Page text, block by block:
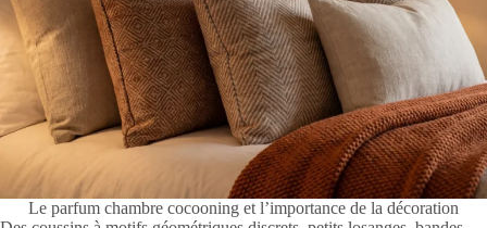
Le parfum chambre cocooning et l’importance de la décoration